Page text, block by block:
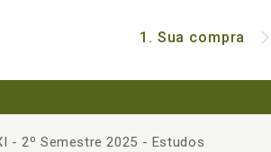
1. Sua compra
- 2º Semestre 2025 - Estudos